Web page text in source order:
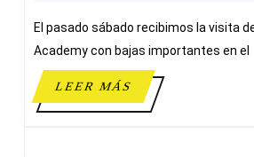
El pasado sábado recibimos la visita
Academy con bajas importantes en el
LEER MÁSLEER
MÁS